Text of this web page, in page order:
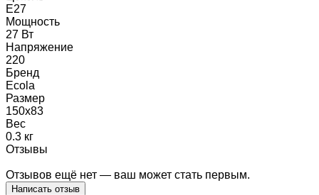
E27
Мощность
27 Вт
Напряжение
220
Бренд
Ecola
Размер
150x83
Вес
0.3 кг
Отзывы
Отзывов ещё нет — ваш может стать первым.
Написать отзыв